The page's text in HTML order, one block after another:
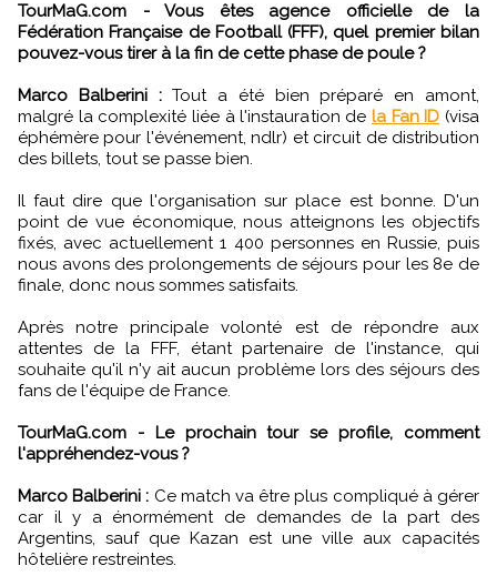
TourMaG.com - Vous êtes agence officielle de la
Fédération Française de Football (FFF), quel premier bilan
pouvez-vous tirer à la fin de cette phase de poule ?
Marco Balberini :Tout a été bien préparé en amont,
malgré la complexité liée à l'instauration de la Fan ID (visa
éphémère pour l'événement, ndlr) et circuit de distribution
des billets, tout se passe bien.
Il faut dire que l'organisation sur place est bonne. D'un
point de vue économique, nous atteignons les objectifs
fixés, avec actuellement 1 400 personnes en Russie, puis
nous avons des prolongements de séjours pour les 8e de
finale, donc nous sommes satisfaits.
Après notre principale volonté est de répondre aux
attentes de la FFF, étant partenaire de l'instance, qui
souhaite qu'il n'y ait aucun problème lors des séjours des
fans de l'équipe de France.
TourMaG.com - Le prochain tour se profile, comment
l'appréhendez-vous ?
Marco Balberini : Ce match va être plus compliqué à gérer
car il y a énormément de demandes de la part des
Argentins, sauf que Kazan est une ville aux capacités
hôtelière restreintes.